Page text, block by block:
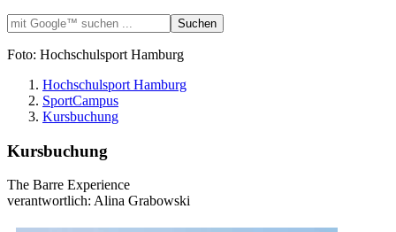
Foto: Hochschulsport Hamburg
Hochschulsport Hamburg
SportCampus
Kursbuchung
Kursbuchung
The Barre Experience
verantwortlich: Alina Grabowski